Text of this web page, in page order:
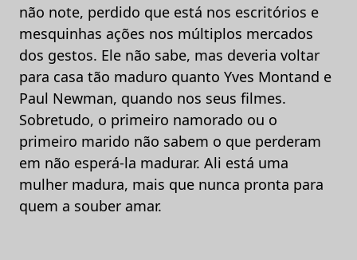
não note, perdido que está nos escritórios e
mesquinhas ações nos múltiplos mercados
dos gestos. Ele não sabe, mas deveria voltar
para casa tão maduro quanto Yves Montand e
Paul Newman, quando nos seus filmes.
Sobretudo, o primeiro namorado ou o
primeiro marido não sabem o que perderam
em não esperá-la madurar. Ali está uma
mulher madura, mais que nunca pronta para
quem a souber amar.